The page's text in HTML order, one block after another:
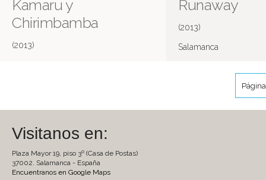
Kamaru y
Chirimbamba
(2013)
Runaway
(2013)
Salamanca
Visitanos en:
Plaza Mayor 19, piso 3º (Casa de Postas)
37002. Salamanca - España
Encuentranos en Google Maps